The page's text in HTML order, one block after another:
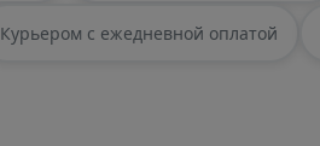
Курьером с ежедневной оплатой